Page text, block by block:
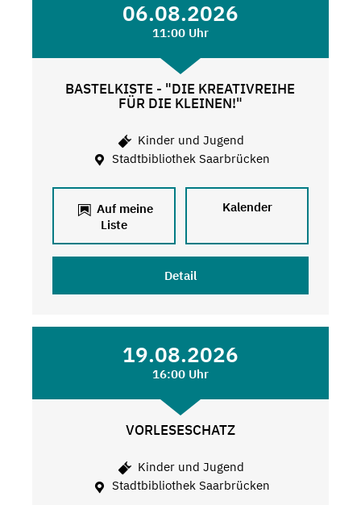
06.08.2026
11:00 Uhr
BASTELKISTE - "DIE KREATIVREIHE
FÜR DIE KLEINEN!"
Kinder und Jugend
Stadtbibliothek Saarbrücken
Auf meine
Liste
Kalender
Detail
19.08.2026
16:00 Uhr
VORLESESCHATZ
Kinder und Jugend
Stadtbibliothek Saarbrücken